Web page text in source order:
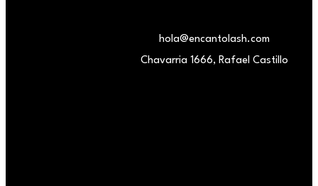
hola@encantolash.com
Chavarria 1666, Rafael Castillo